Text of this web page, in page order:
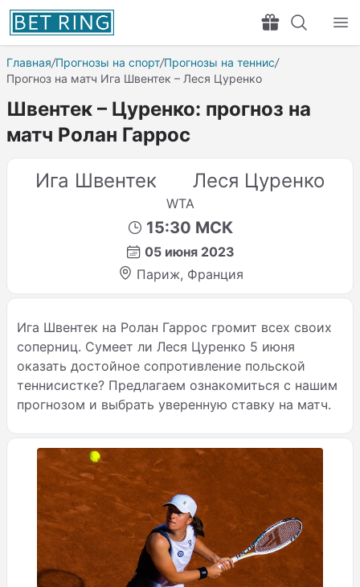
Главная/Прогнозы на спорт/Прогнозы на теннис/
Прогноз на матч Ига Швентек – Леся Цуренко
Швентек – Цуренко: прогноз на
матч Ролан Гаррос
Ига Швентек
Леся Цуренко
WTA
15:30 МСК
05 июня 2023
Париж, Франция
Ига Швентек на Ролан Гаррос громит всех своих
соперниц. Сумеет ли Леся Цуренко 5 июня
оказать достойное сопротивление польской
теннисистке? Предлагаем ознакомиться с нашим
прогнозом и выбрать уверенную ставку на матч.